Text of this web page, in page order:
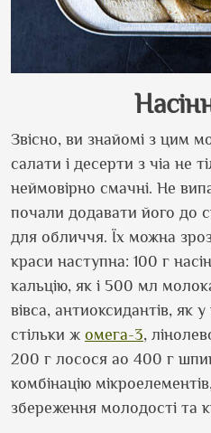
Звісно, ви знайомі з цим
салати і десерти з чіа не
неймовірно смачні. Не
почали додавати його до
для обличчя. Їх можна
краси наступна: 100 г
кальцію, як і 500 мл
вівса, антиоксидантів, як у
стільки ж омега-3,
200 г лосося ао 400 г
комбінацію
збереження молодості та